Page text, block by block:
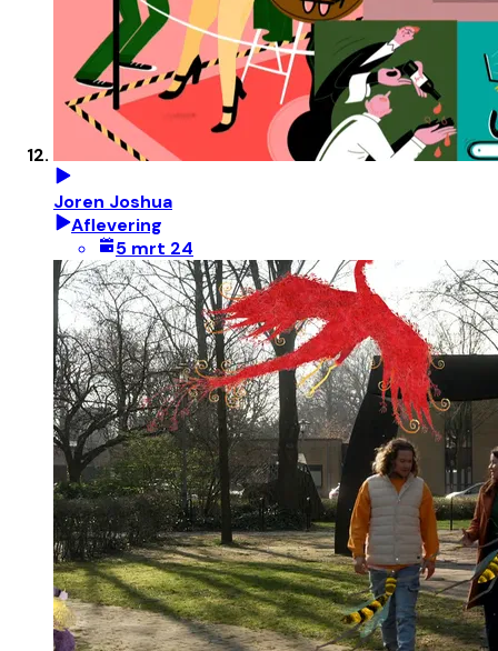
Joren Joshua
Aflevering
5 mrt 24